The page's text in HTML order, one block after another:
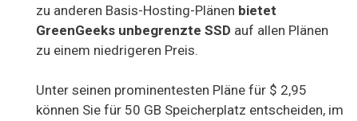
zu anderen Basis-Hosting-Plänen bietet
GreenGeeks unbegrenzte SSD auf allen Plänen
zu einem niedrigeren Preis.
Unter seinen prominentesten Pläne für $ 2,95
können Sie für 50 GB Speicherplatz entscheiden, im